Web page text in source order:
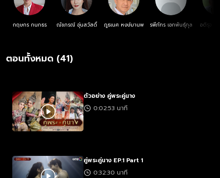
กฤษกร กนกธร ณัชภรณ์ อุ่นสวัสดิ์ ภูธเนศ หงษ์มานพ รพีภัทร เอกพันธุ์กุล อติรุจ สิ
ตอนทั้งหมด (41)
ตัวอย่าง คู่พระคู่นาง
0:02:53 นาที
คู่พระคู่นาง EP.1 Part 1
0:32:30 นาที